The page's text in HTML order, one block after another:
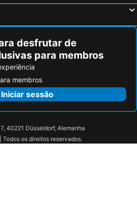
desfrutar de
para membros
membros
Iniciar sessão
40221 Düsseldorf, Alemanha
os direitos reservados.